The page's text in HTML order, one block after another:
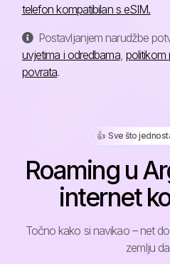
telefon kompatibilan s eSIM.
Postavljanjem narudžbe
uvjetima i odredbama, politikom
povrata.
👍️ Sve što
Roaming u
internet
Točno kako si navikao – net
zemlju